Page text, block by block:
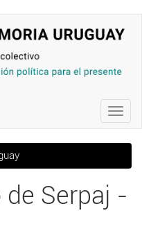
de Serpaj -